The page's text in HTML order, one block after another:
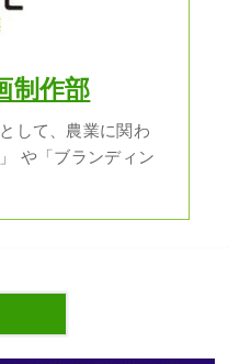
制作部
して、農業に関わ
や「ブランディン